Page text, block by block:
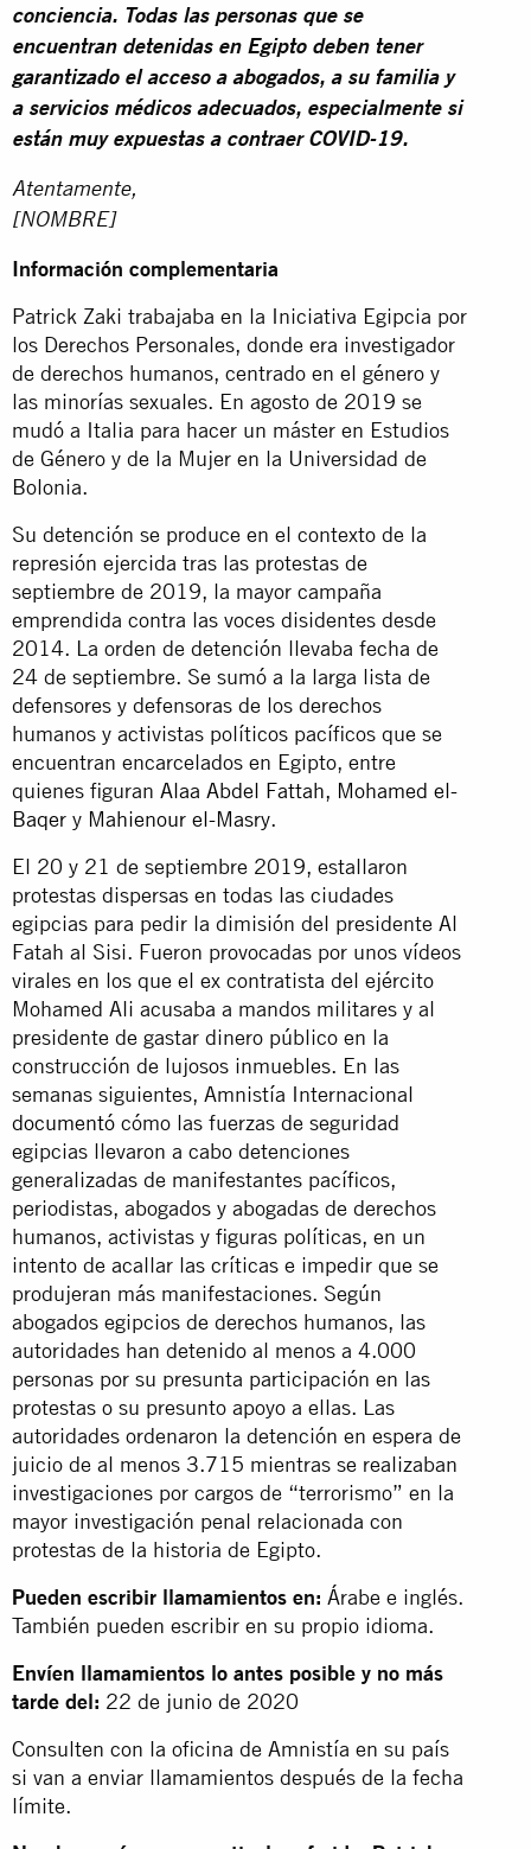
conciencia. Todas las personas que se
encuentran detenidas en Egipto deben tener
garantizado el acceso a abogados, a su familia y
a servicios médicos adecuados, especialmente si
están muy expuestas a contraer COVID-19.
Atentamente,
[NOMBRE]
Información complementaria
Patrick Zaki trabajaba en la Iniciativa Egipcia por
los Derechos Personales, donde era investigador
de derechos humanos, centrado en el género y
las minorías sexuales. En agosto de 2019 se
mudó a Italia para hacer un máster en Estudios
de Género y de la Mujer en la Universidad de
Bolonia.
Su detención se produce en el contexto de la
represión ejercida tras las protestas de
septiembre de 2019, la mayor campaña
emprendida contra las voces disidentes desde
2014. La orden de detención llevaba fecha de
24 de septiembre. Se sumó a la larga lista de
defensores y defensoras de los derechos
humanos y activistas políticos pacíficos que se
encuentran encarcelados en Egipto, entre
quienes figuran Alaa Abdel Fattah, Mohamed el-
Baqer y Mahienour el-Masry.
El 20 y 21 de septiembre 2019, estallaron
protestas dispersas en todas las ciudades
egipcias para pedir la dimisión del presidente Al
Fatah al Sisi. Fueron provocadas por unos vídeos
virales en los que el ex contratista del ejército
Mohamed Ali acusaba a mandos militares y al
presidente de gastar dinero público en la
construcción de lujosos inmuebles. En las
semanas siguientes, Amnistía Internacional
documentó cómo las fuerzas de seguridad
egipcias llevaron a cabo detenciones
generalizadas de manifestantes pacíficos,
periodistas, abogados y abogadas de derechos
humanos, activistas y figuras políticas, en un
intento de acallar las críticas e impedir que se
produjeran más manifestaciones. Según
abogados egipcios de derechos humanos, las
autoridades han detenido al menos a 4.000
personas por su presunta participación en las
protestas o su presunto apoyo a ellas. Las
autoridades ordenaron la detención en espera de
juicio de al menos 3.715 mientras se realizaban
investigaciones por cargos de “terrorismo” en la
mayor investigación penal relacionada con
protestas de la historia de Egipto.
Pueden escribir llamamientos en: Árabe e inglés.
También pueden escribir en su propio idioma.
Envíen llamamientos lo antes posible y no más
tarde del: 22 de junio de 2020
Consulten con la oficina de Amnistía en su país
si van a enviar llamamientos después de la fecha
límite.